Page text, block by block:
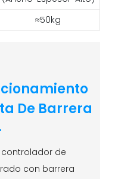
≈50kg
De Barrera
controlador de
con barrera